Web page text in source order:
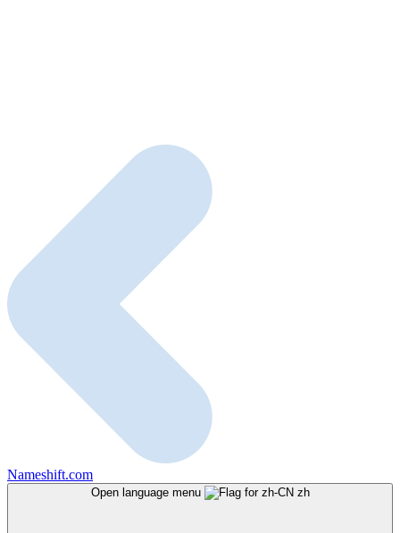
Nameshift.com
Open language menu zh